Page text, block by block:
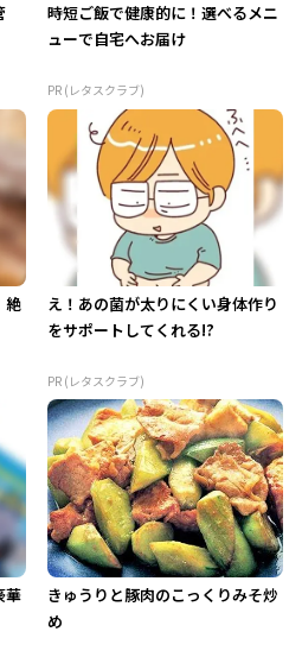
時短ご飯で健康的に！選べるメニ
ューで自宅へお届け
PR (レタスクラブ)
絶
え！あの菌が太りにくい身体作り
をサポートしてくれる!?
PR (レタスクラブ)
華
きゅうりと豚肉のこっくりみそ炒
め